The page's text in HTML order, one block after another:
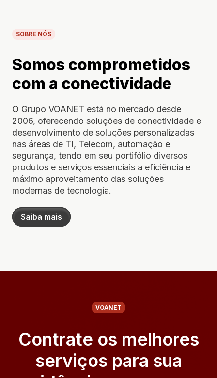
SOBRE NÓS
Somos comprometidos
com a conectividade
O Grupo VOANET está no mercado desde
2006, oferecendo soluções de conectividade e
desenvolvimento de soluções personalizadas
nas áreas de TI, Telecom, automação e
segurança, tendo em seu portifólio diversos
produtos e serviços essenciais a eficiência e
máximo aproveitamento das soluções
modernas de tecnologia.
Saiba mais
VOANET
Contrate os melhores
serviços para sua